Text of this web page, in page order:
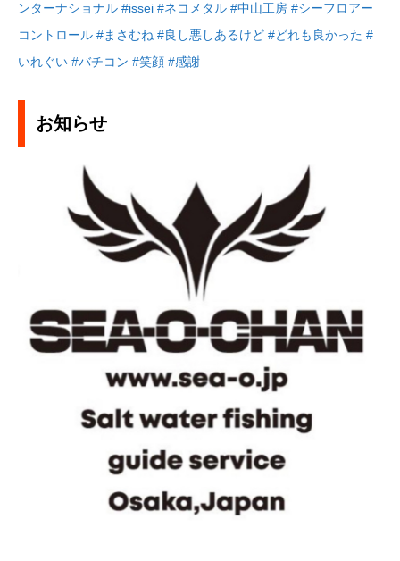
ンターナショナル #issei #ネコメタル #中山工房 #シーフロアー
コントロール #まさむね #良し悪しあるけど #どれも良かった #
いれぐい #バチコン #笑顔 #感謝
お知らせ